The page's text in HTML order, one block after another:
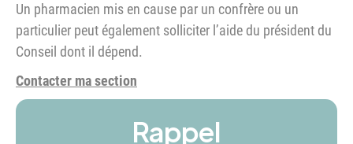
Un pharmacien mis en cause par un confrère ou un
particulier peut également solliciter l’aide du président du
Conseil dont il dépend.
Contacter ma section
Rappel